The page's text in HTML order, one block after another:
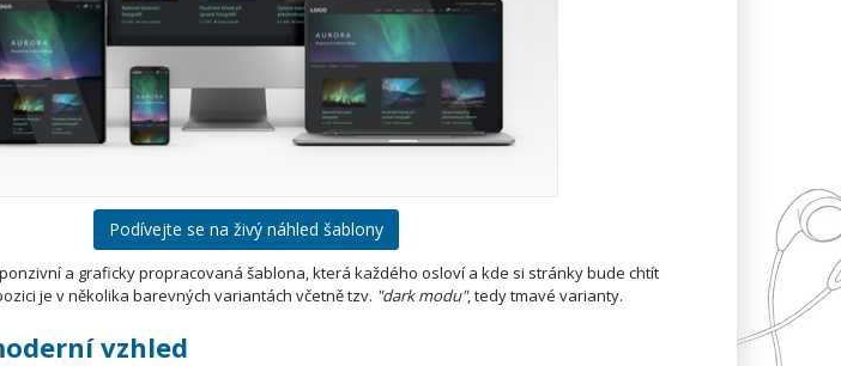
Podívejte se na živý náhled šablony
a graficky propracovaná šablona, která každého osloví a kde si stránky bude chtít
je v několika barevných variantách včetně tzv. "dark modu", tedy tmavé varianty.
vzhled